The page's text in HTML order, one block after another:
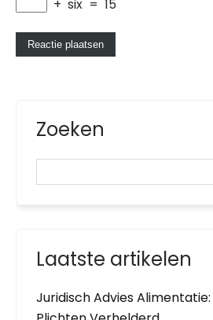
+ six = 15
Zoeken
Laatste artikelen
Juridisch Advies